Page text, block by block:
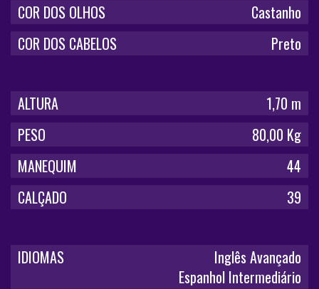
COR DOS OLHOS
Castanho
COR DOS CABELOS
Preto
ALTURA
1,70 m
PESO
80,00 Kg
MANEQUIM
44
CALÇADO
39
IDIOMAS
Inglês Avançado
Espanhol Intermediário